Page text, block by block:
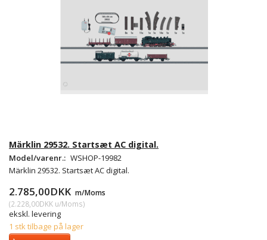
Märklin 29532. Startsæt AC digital.
Model/varenr.: WSHOP-19982
Märklin 29532. Startsæt AC digital.
2.785,00DKK m/Moms
(2.228,00DKK u/Moms)
ekskl. levering
1 stk tilbage på lager